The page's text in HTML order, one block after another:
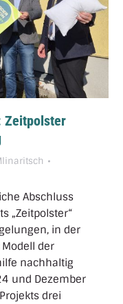
Zeitpolster
Abschluss
„Zeitpolster“
in der
der
nachhaltig
und Dezember
drei